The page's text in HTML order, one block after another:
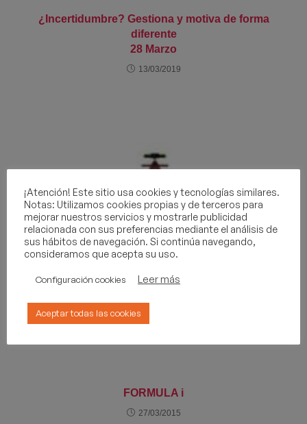
¿Incertidumbre? Gestiona y motiva de forma
diferente
28 Marzo
13/03/2019
FORMULA i
27/03/2015
¡Atención! Este sitio usa cookies y tecnologías similares.
Notas: Utilizamos cookies propias y de terceros para
mejorar nuestros servicios y mostrarle publicidad
relacionada con sus preferencias mediante el análisis de
sus hábitos de navegación. Si continúa navegando,
consideramos que acepta su uso.
Configuración cookies Leer más
Aceptar todas las cookies